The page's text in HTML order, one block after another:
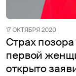
17 ОКТЯБРЯ 2020
Страх
первой
открыто